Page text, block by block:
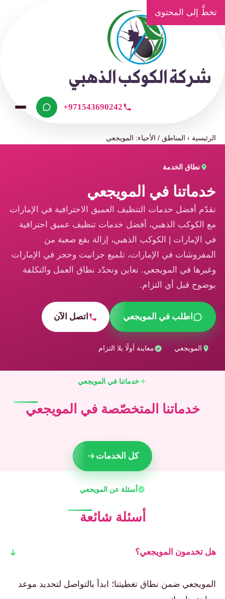
تخطَّ إلى المحتوى
+971543690242
الرئيسية ›المناطق / الأحياء: المويجعي
نطاق الخدمة
خدماتنا في المويجعي
نقدّم أفضل خدمات التنظيف العميق الاحترافية في الإمارات
مع الكوكب الذهبي، أفضل خدمات تنظيف عميق احترافية
في الإمارات | الكوكب الذهبي، إزالة بقع صعبة من
المفروشات في الإمارات، تلميع جرانيت وحجر في الإمارات
وغيرها في المويجعي. نعاين ونحدّد نطاق العمل والتكلفة
بوضوح قبل أي التزام.
اطلب في المويجعي اتصل الآن
المويجعي معاينة أولًا بلا التزام
خدماتنا في المويجعي
خدماتنا المتخصّصة في المويجعي
كل الخدمات
أسئلة عن المويجعي
أسئلة شائعة
هل تخدمون المويجعي؟
المويجعي ضمن نطاق تغطيتنا؛ ابدأ بالتواصل لتحديد موعد